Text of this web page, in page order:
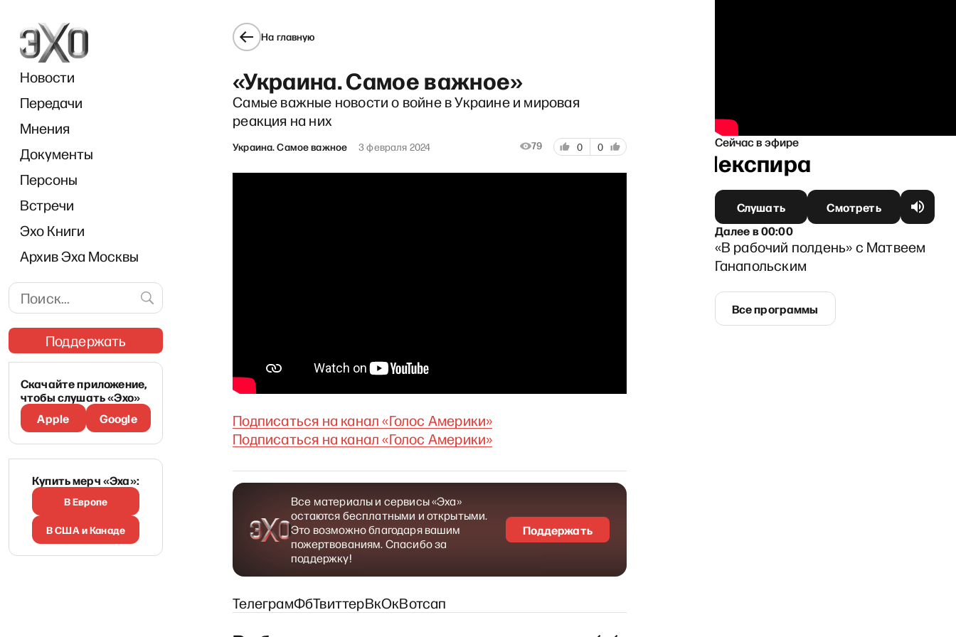
Новости
Передачи
Мнения
Документы
Персоны
Встречи
Эхо Книги
Архив Эха Москвы
Поддержать
Скачайте приложение,
чтобы слушать «Эхо»
Apple
Google
Купить мерч «Эха»:
В Европе
В США и Канаде
На главную
«Украина. Самое важное»
Самые важные новости о войне в Украине и мировая
реакция на них
Украина. Самое важное 3 февраля 2024 79 0 0
Подписаться на канал «Голос Америки»
Подписаться на канал «Голос Америки»
Все материалы и сервисы «Эха»
остаются бесплатными и открытыми.
Это возможно благодаря вашим
пожертвованиям. Спасибо за
поддержку!
Поддержать
ТелеграмФбТвиттерВкОкВотсап
Сейчас в эфире
«Один» с Дмитрием Быковым: Феномен Шекспира
Слушать
Смотреть
Далеев00:00
«В рабочий полдень» с Матвеем
Ганапольским
Все программы